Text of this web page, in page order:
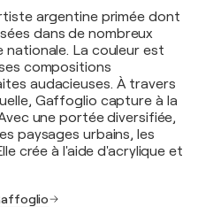
argentine primée dont
dans de nombreux
nationale. La couleur est
compositions
audacieuses. À travers
Gaffoglio capture à la
une portée diversifiée,
paysages urbains, les
crée à l'aide d'acrylique et